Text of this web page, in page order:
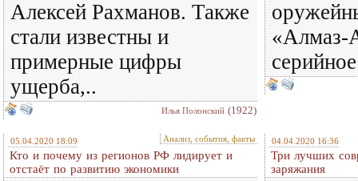
Алексей Рахманов. Также
стали известны и
примерные цифры
ущерба,..
Илья Полонский (1922)
«Алмаз-
05.04.2020 18:09 Анализ, события, факты
Кто и почему из регионов РФ лидирует и
отстаёт по развитию экономики
04.04.2020 16:36
Три лучших
заряжания